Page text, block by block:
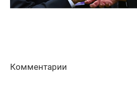
Комментарии